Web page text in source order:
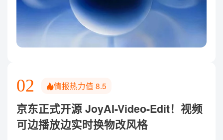
02 情报热力值8.5
京东正式开源 JoyAI-Video-Edit！视频
可边播放边实时换物改风格